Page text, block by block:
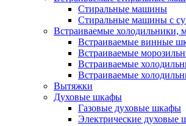
Стиральные машины
Стиральные машины с
Встраиваемые
Встраиваемые винные
Встраиваемые
Встраиваемые
Встраиваемые
Вытяжки
Духовые шкафы
Газовые духовые шкафы
Электрические духовые